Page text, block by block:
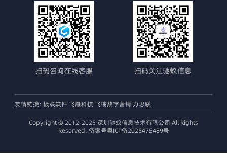
扫码咨询在线客服 扫码关注驰蚁信息
友情链接: 极联软件 飞雁科技 飞柚数字营销 力思联
Copyright © 2012-2025 深圳驰蚁信息技术有限公司 All Rights
Reserved. 备案号粤ICP备2025475489号